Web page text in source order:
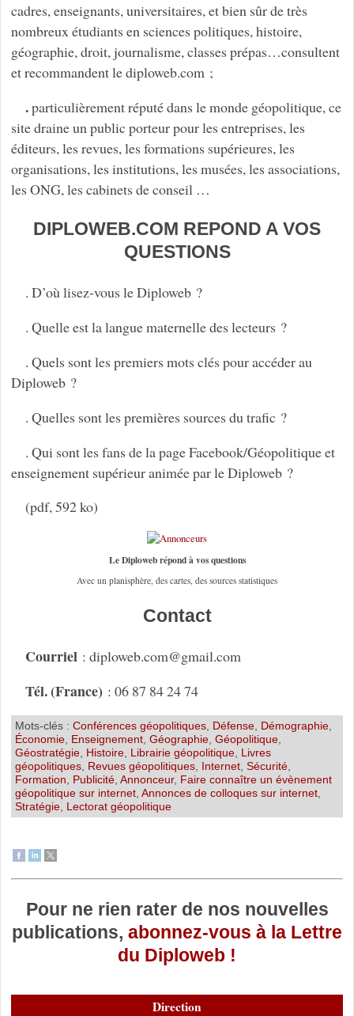
cadres, enseignants, universitaires, et bien sûr de très
nombreux étudiants en sciences politiques, histoire,
géographie, droit, journalisme, classes prépas…consultent
et recommandent le diploweb.com ;
.particulièrement réputé dans le monde géopolitique, ce
site draine un public porteur pour les entreprises, les
éditeurs, les revues, les formations supérieures, les
organisations, les institutions, les musées, les associations,
les ONG, les cabinets de conseil …
DIPLOWEB.COM REPOND A VOS
QUESTIONS
. D’où lisez-vous le Diploweb ?
. Quelle est la langue maternelle des lecteurs ?
. Quels sont les premiers mots clés pour accéder au
Diploweb ?
. Quelles sont les premières sources du trafic ?
. Qui sont les fans de la page Facebook/Géopolitique et
enseignement supérieur animée par le Diploweb ?
(pdf, 592 ko)
Le Diploweb répond à vos questions
Avec un planisphère, des cartes, des sources statistiques
Contact
Courriel: diploweb.com@gmail.com
Tél. (France) : 06 87 84 24 74
Mots-clés : Conférences géopolitiques, Défense, Démographie,
Économie, Enseignement, Géographie, Géopolitique,
Géostratégie, Histoire, Librairie géopolitique, Livres
géopolitiques, Revues géopolitiques, Internet, Sécurité,
Formation
Publicité, Annonceur, Faire connaître un évènement
géopolitique sur internet, Annonces de colloques sur internet,
Stratégie, Lectorat géopolitique
Pour ne rien rater de nos nouvelles
publications, abonnez-vous à la Lettre
du Diploweb !
Direction